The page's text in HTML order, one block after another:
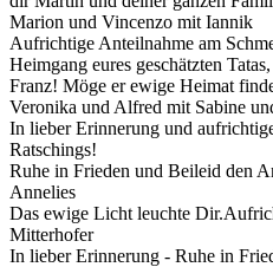
Marion und Vincenzo mit Iannik
Aufrichtige Anteilnahme am
Heimgang eures geschätzten
Franz! Möge er ewige Heimat
Veronika und Alfred mit Sabine
In lieber Erinnerung und
Ratschings!
Ruhe in Frieden und Beileid den
Annelies
Das ewige Licht leuchte
Mitterhofer
In lieber Erinnerung - Ruhe in